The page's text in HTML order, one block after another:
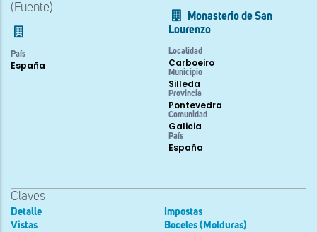
(Fuente)
País
España
Monasterio de San
Lourenzo
Localidad
Carboeiro
Municipio
Silleda
Provincia
Pontevedra
Comunidad
Galicia
País
España
Claves
Detalle
Vistas
Impostas
Boceles (Molduras)